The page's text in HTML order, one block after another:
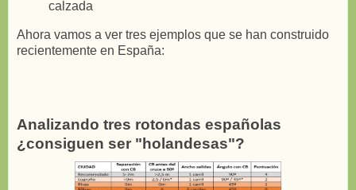
calzada
Ahora vamos a ver tres ejemplos que se han construido
recientemente en España:
Analizando tres rotondas españolas
¿consiguen ser "holandesas"?